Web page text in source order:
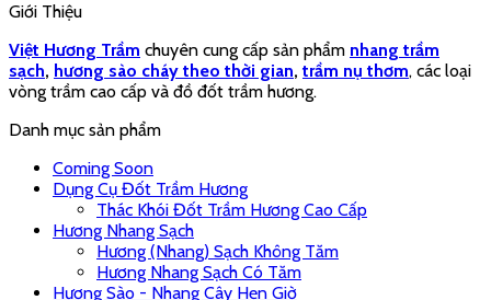
Giới Thiệu
Việt Hương Trầm chuyên cung cấp sản phẩm nhang trầm
sạch, hương sào cháy theo thời gian, trầm nụ thơm, các loại
vòng trầm cao cấp và đồ đốt trầm hương.
Danh mục sản phẩm
Coming Soon
Dụng Cụ Đốt Trầm Hương
Thác Khói Đốt Trầm Hương Cao Cấp
Hương Nhang Sạch
Hương (Nhang) Sạch Không Tăm
Hương Nhang Sạch Có Tăm
Hương Sào - Nhang Cây Hẹn Giờ